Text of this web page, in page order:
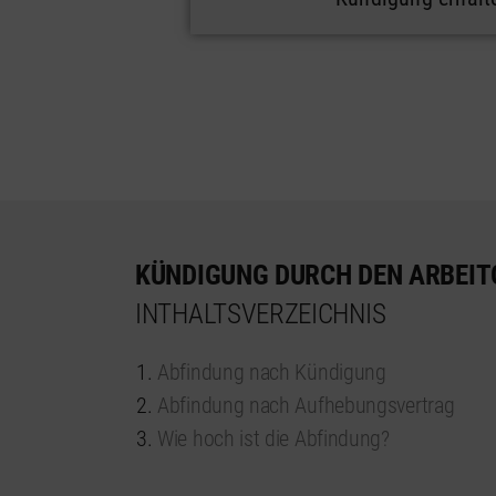
KÜNDIGUNG DURCH DEN
INTHALTSVERZEICHNIS
Abfindung nach Kündigung
Abfindung nach Aufhebungsvertrag
Wie hoch ist die Abfindung?